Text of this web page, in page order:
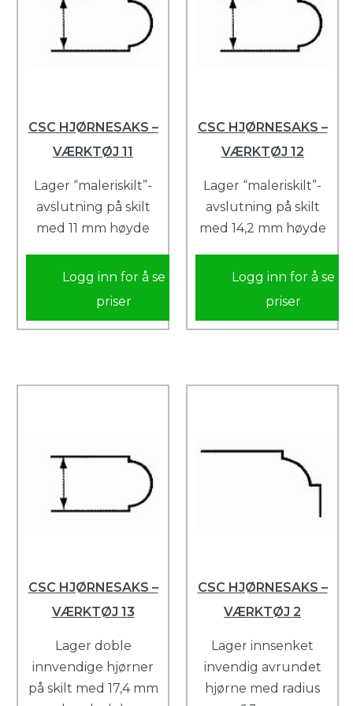
CSC HJØRNESAKS –
VÆRKTØJ 11
Lager “maleriskilt”-
avslutning på skilt
med 11 mm høyde
Logg inn for å se
priser
CSC HJØRNESAKS –
VÆRKTØJ 12
Lager “maleriskilt”-
avslutning på skilt
med 14,2 mm høyde
Logg inn for å se
priser
CSC HJØRNESAKS –
VÆRKTØJ 13
Lager doble
innvendige hjørner
på skilt med 17,4 mm
CSC HJØRNESAKS –
VÆRKTØJ 2
Lager innsenket
invendig avrundet
hjørne med radius